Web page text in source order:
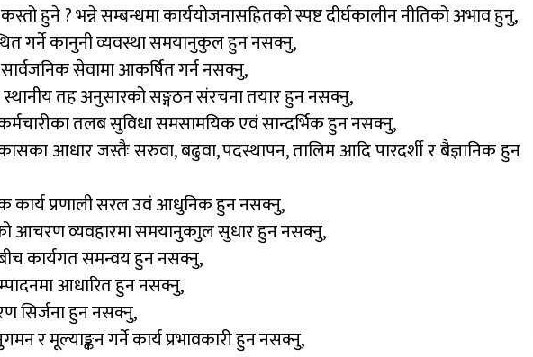
हुने ? भन्ने सम्बन्धमा कार्ययोजनासहितको स्पष्ट दीर्घकालीन नीतिको अभाव हुनु,
गर्ने कानुनी व्यवस्था समयानुकुल हुन नसक्नु,
सेवामा आकर्षित गर्न नसक्नु,
तह अनुसारको सङ्गठन संरचना तयार हुन नसक्नु,
तलब सुविधा समसामयिक एवं सान्दर्भिक हुन नसक्नु,
आधार जस्तैः सरुवा, बढुवा, पदस्थापन, तालिम आदि पारदर्शी र बैज्ञानिक हुन
कार्य प्रणाली सरल उवं आधुनिक हुन नसक्नु,
आचरण व्यवहारमा समयानुकाुल सुधार हुन नसक्नु,
कार्यगत समन्वय हुन नसक्नु,
आधारित हुन नसक्नु,
सिर्जना हुन नसक्नु,
र मूल्याङ्कन गर्ने कार्य प्रभावकारी हुन नसक्नु,